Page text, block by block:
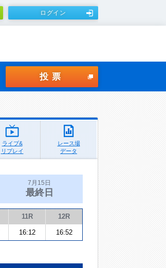
ログイン
投票
ライブ&
リプレイ
レース場
データ
7月15日
最終日
11R 12R
16:12 16:52